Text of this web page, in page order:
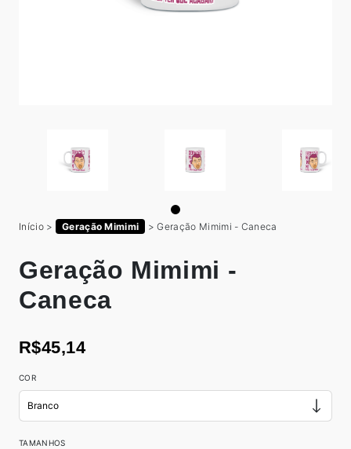
Início > Geração Mimimi > Geração Mimimi - Caneca
Geração Mimimi -
Caneca
R$45,14
COR
TAMANHOS